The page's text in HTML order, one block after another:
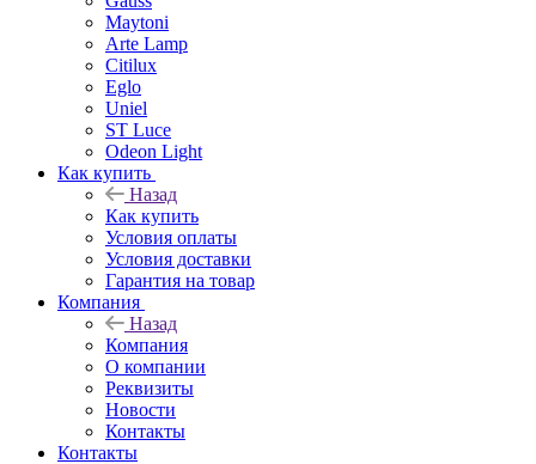
Maytoni
Arte Lamp
Citilux
Eglo
Uniel
ST Luce
Odeon Light
Как купить
Назад
Как купить
Условия оплаты
Условия доставки
Гарантия на товар
Компания
Назад
Компания
О компании
Реквизиты
Новости
Контакты
Контакты